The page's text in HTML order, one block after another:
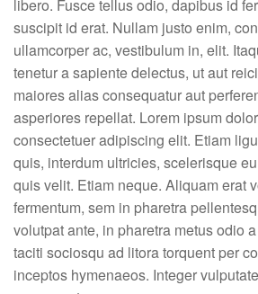
libero. Fusce tellus odio, dapibus id
suscipit id erat. Nullam justo enim,
ullamcorper ac, vestibulum in, elit.
tenetur a sapiente delectus, ut aut
maiores alias consequatur aut
asperiores repellat. Lorem ipsum
consectetuer adipiscing elit. Etiam
quis, interdum ultricies, scelerisque
quis velit. Etiam neque. Aliquam erat
fermentum, sem in pharetra
volutpat ante, in pharetra metus odio
taciti sociosqu ad litora torquent per
inceptos hymenaeos. Integer